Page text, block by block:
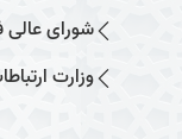
شورای
وزارت